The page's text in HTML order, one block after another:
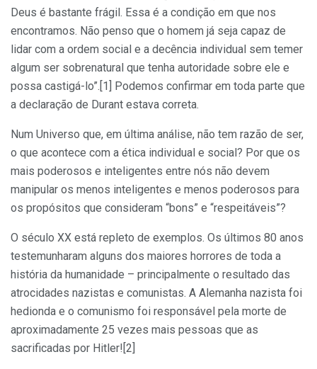
Deus é bastante frágil. Essa é a condição em que nos
encontramos. Não penso que o homem já seja capaz de
lidar com a ordem social e a decência individual sem temer
algum ser sobrenatural que tenha autoridade sobre ele e
possa castigá-lo”.[1] Podemos confirmar em toda parte que
a declaração de Durant estava correta.
Num Universo que, em última análise, não tem razão de ser,
o que acontece com a ética individual e social? Por que os
mais poderosos e inteligentes entre nós não devem
manipular os menos inteligentes e menos poderosos para
os propósitos que consideram “bons” e “respeitáveis”?
O século XX está repleto de exemplos. Os últimos 80 anos
testemunharam alguns dos maiores horrores de toda a
história da humanidade – principalmente o resultado das
atrocidades nazistas e comunistas. A Alemanha nazista foi
hedionda e o comunismo foi responsável pela morte de
aproximadamente 25 vezes mais pessoas que as
sacrificadas por Hitler![2]